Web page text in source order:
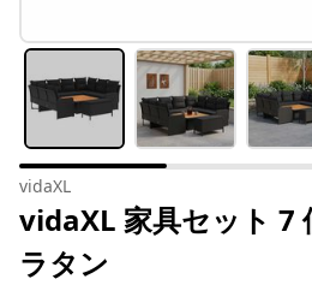
vidaXL
vidaXL 家具セット 7
ラタン